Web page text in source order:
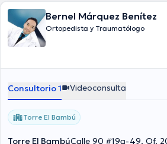
Bernel Márquez Benítez
Ortopedista y Traumatólogo
Consultorio 1 Videoconsulta
Torre El Bambú
Torre El BambúCalle 90 #19a-49. Of.